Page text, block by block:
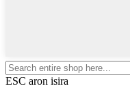
ESC aron isira